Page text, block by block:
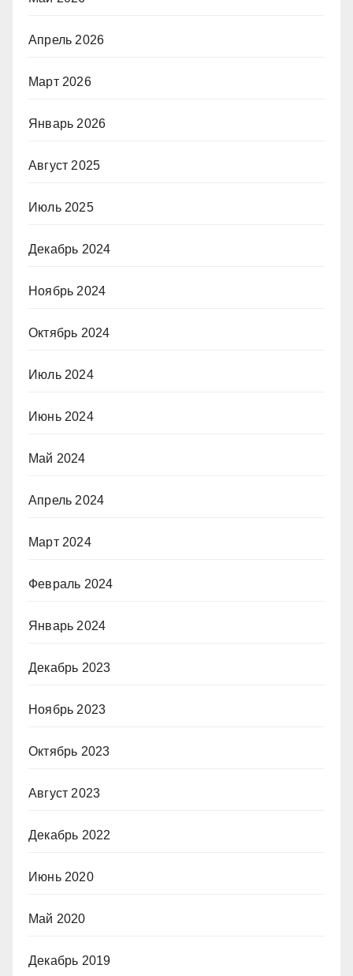
Апрель 2026
Март 2026
Январь 2026
Август 2025
Июль 2025
Декабрь 2024
Ноябрь 2024
Октябрь 2024
Июль 2024
Июнь 2024
Май 2024
Апрель 2024
Март 2024
Февраль 2024
Январь 2024
Декабрь 2023
Ноябрь 2023
Октябрь 2023
Август 2023
Декабрь 2022
Июнь 2020
Май 2020
Декабрь 2019